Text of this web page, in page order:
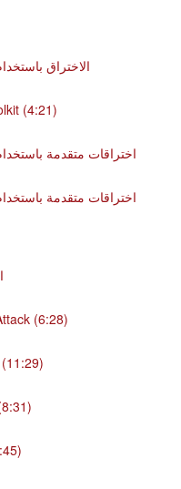
الاختراق باستخدام
(4:21)
اختراقات متقدمة باستخدام
اختراقات متقدمة باستخدام
(6:28)